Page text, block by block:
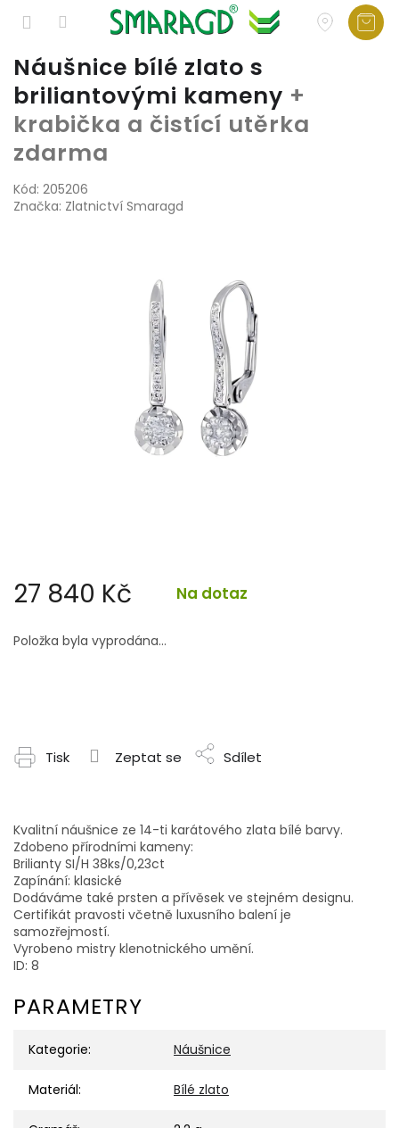
Přejít
obsah
Náušnice bílé zlato s
briliantovými kameny +
krabička a čistící utěrka
zdarma
Kód: 205206
Značka: Zlatnictví Smaragd
27 840 Kč Na dotaz
cena:
Položka byla vyprodána…
Tisk Zeptat se Sdílet
Kvalitní náušnice ze 14-ti karátového zlata bílé barvy.
Zdobeno přírodními kameny:
Brilianty SI/H 38ks/0,23ct
Zapínání: klasické
Dodáváme také prsten a přívěsek ve stejném designu.
Certifikát pravosti včetně luxusního balení je
samozřejmostí.
Vyrobeno mistry klenotnického umění.
ID: 8
PARAMETRY
Kategorie: Náušnice
Materiál: Bílé zlato